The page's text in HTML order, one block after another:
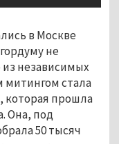
в Москве
не
из независимых
стала
которая прошла
Она, под
50 тысяч